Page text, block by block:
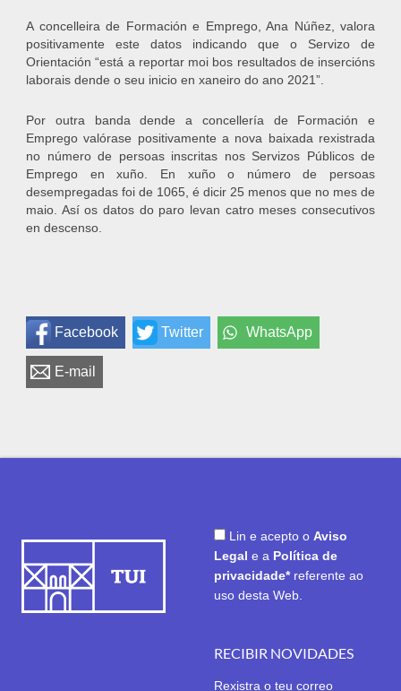
A concelleira de Formación e Emprego, Ana Núñez, valora
positivamente este datos indicando que o Servizo de
Orientación “está a reportar moi bos resultados de insercións
laborais dende o seu inicio en xaneiro do ano 2021”.
Por outra banda dende a concellería de Formación e
Emprego valórase positivamente a nova baixada rexistrada
no número de persoas inscritas nos Servizos Públicos de
Emprego en xuño. En xuño o número de persoas
desempregadas foi de 1065, é dicir 25 menos que no mes de
maio. Así os datos do paro levan catro meses consecutivos
en descenso.
Facebook Twitter WhatsApp
E-mail
Lin e acepto o Aviso
Legal e a Política de
privacidade* referente ao
uso desta Web.
RECIBIR NOVIDADES
Rexistra o teu correo